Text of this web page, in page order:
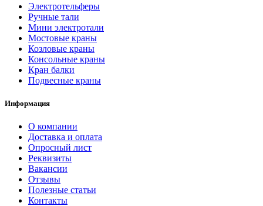
Электротельферы
Ручные тали
Мини электротали
Мостовые краны
Козловые краны
Консольные краны
Кран балки
Подвесные краны
Информация
О компании
Доставка и оплата
Опросный лист
Реквизиты
Вакансии
Отзывы
Полезные статьи
Контакты